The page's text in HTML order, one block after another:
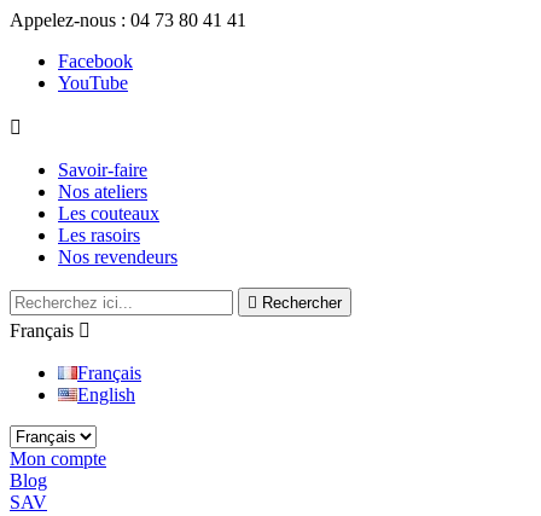
Appelez-nous : 04 73 80 41 41
Facebook
YouTube

Savoir-faire
Nos ateliers
Les couteaux
Les rasoirs
Nos revendeurs
 Rechercher
Français 
Français
English
Mon compte
Blog
SAV